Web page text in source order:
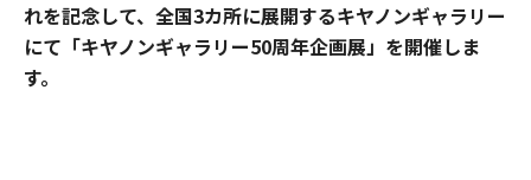
れを記念して、全国3カ所に展開するキヤノンギャラリー
にて「キヤノンギャラリー50周年企画展」を開催しま
す。